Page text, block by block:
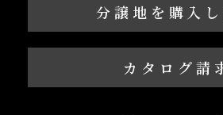
分譲地を購入
カタログ請